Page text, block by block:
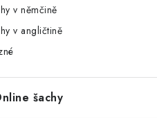
v němčině
v angličtině
šachy